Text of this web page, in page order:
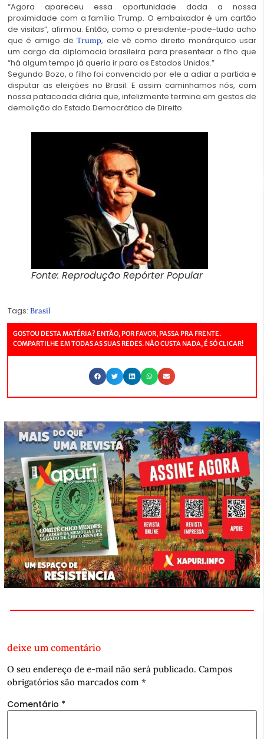
“Agora apareceu essa oportunidade dada a nossa
proximidade com a família Trump. O embaixador é um cartão
de visitas”, afirmou. Então, como o presidente-pode-tudo acho
que é amigo deTrump, ele vê como direito monárquico usar
um cargo da diplomacia brasileira para presentear o flho que
“há algum tempo já queria ir para os Estados Unidos.”
Segundo Bozo, o filho foi convencido por ele a adiar a partida e
disputar as eleições no Brasil. E assim caminhamos nós, com
nossa patacoada diária que, infelizmente termina em gestos de
demolição do Estado Democrático de Direito.
Fonte: Reprodução Repórter Popular
Tags: Brasil
GOSTOU DESTA MATÉRIA? ENTÃO, POR FAVOR, PASSA PRA FRENTE.
COMPARTILHE EM TODAS AS SUAS REDES. NÃO CUSTA NADA, É SÓ CLICAR!
deixe um comentário
O seu endereço de e-mail não será publicado. Campos
obrigatórios são marcados com *
Comentário *